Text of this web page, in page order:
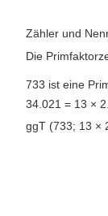
Zähler und
Die
733 ist eine
34.021 = 13 ×
ggT (733; 13 ×